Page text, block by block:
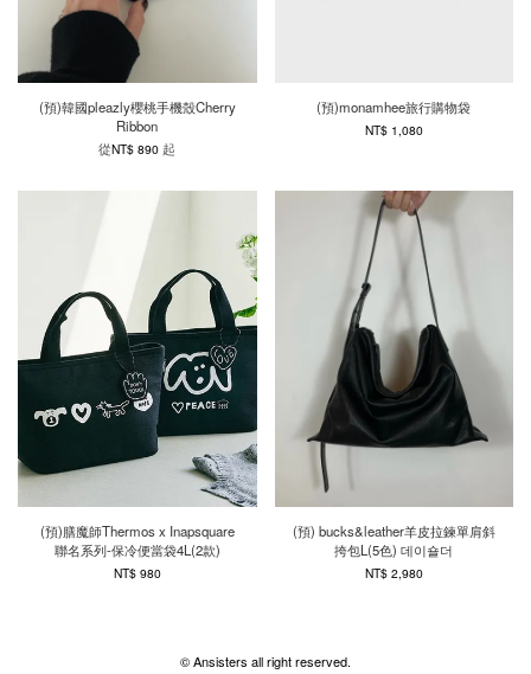
(預)韓國pleazly櫻桃手機殼Cherry
Ribbon
從NT$ 890起
(預)monamhee旅行購物袋
NT$ 1,080
(預)膳魔師Thermos x Inapsquare
聯名系列-保冷便當袋4L(2款)
NT$ 980
(預) bucks&leather羊皮拉鍊單肩斜
挎包L(5色) 데이숄더
NT$ 2,980
© Ansisters all right reserved.